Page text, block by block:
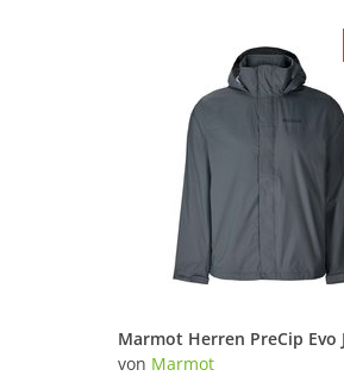
von Marmot